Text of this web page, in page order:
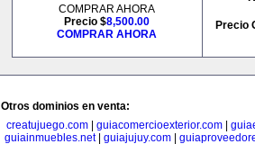
COMPRAR AHORA
Precio $8,500.00
COMPRAR AHORA
Precio
Otros dominios en venta:
creatujuego.com| guiacomercioexterior.com|
guiainmuebles.net| guiajujuy.com|